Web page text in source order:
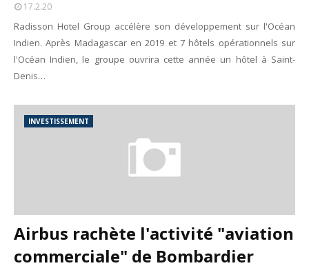
17.2.20
Radisson Hotel Group accélère son développement sur l'Océan
Indien. Après Madagascar en 2019 et 7 hôtels opérationnels sur
l'Océan Indien, le groupe ouvrira cette année un hôtel à Saint-
Denis…
INVESTISSEMENT
Airbus rachète l'activité "aviation
commerciale" de Bombardier